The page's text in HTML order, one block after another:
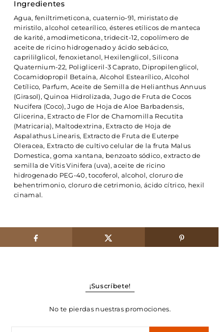
Ingredientes
Agua, feniltrimeticona, cuaternio-91, miristato de
miristilo, alcohol cetearílico, ésteres etílicos de manteca
de karité, amodimeticona, tridecit-12, copolímero de
aceite de ricino hidrogenado y ácido sebácico,
caprililglicol, fenoxietanol, Hexilenglicol, Silicona
Quaternium-22, Poligliceril-3 Caprato, Dipropilenglicol,
Cocamidopropil Betaína, Alcohol Estearílico, Alcohol
Cetílico, Parfum, Aceite de Semilla de Helianthus Annuus
(Girasol), Quinoa Hidrolizada, Jugo de Fruta de Cocos
Nucifera (Coco), Jugo de Hoja de Aloe Barbadensis,
Glicerina, Extracto de Flor de Chamomilla Recutita
(Matricaria), Maltodextrina, Extracto de Hoja de
Aspalathus Linearis, Extracto de Fruta de Euterpe
Oleracea, Extracto de cultivo celular de la fruta Malus
Domestica, goma xantana, benzoato sódico, extracto de
semilla de Vitis Vinifera (uva), aceite de ricino
hidrogenado PEG-40, tocoferol, alcohol, cloruro de
behentrimonio, cloruro de cetrimonio, ácido cítrico, hexil
cinamal.
¡Suscríbete!
No te pierdas nuestras promociones.